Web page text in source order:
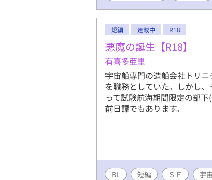
短編 連載中 R18
悪魔の誕生【R18】
有喜多亜里
宇宙船専門の造船会社トリ
を職務としていた。しかし
って試験航海期間限定の部
前日譚でもあります。
BL 短編 ＳＦ 宇